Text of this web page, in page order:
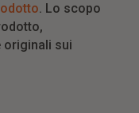
. Lo scopo
originali sui